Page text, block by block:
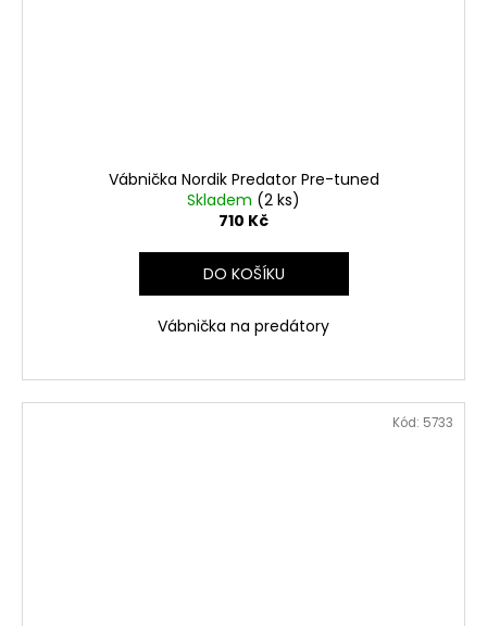
Vábnička Nordik Predator Pre-tuned
Skladem (2 ks)
710 Kč
DO KOŠÍKU
Vábnička na predátory
Kód: 5733